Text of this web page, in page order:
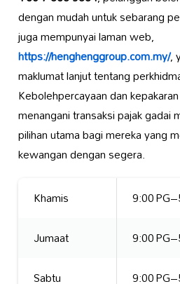
dengan mudah untuk sebarang
juga mempunyai laman web,
https://henghenggroup.com.my/,
maklumat lanjut tentang
Kebolehpercayaan dan
menangani transaksi pajak gadai
pilihan utama bagi mereka yang
kewangan dengan segera.
Khamis
9:00
Jumaat
9:00
Sabtu
9:00